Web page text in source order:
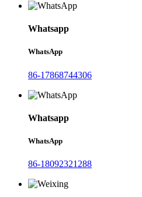
Whatsapp
WhatsApp
86-17868744306
Whatsapp
WhatsApp
86-18092321288